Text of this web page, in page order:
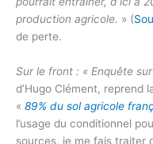
production agricole. » (
de perte.
Sur le front : « Enquête
d’Hugo Clément, reprend
« 89% du sol agricole
l’usage du conditionnel
sources, je me fais traiter